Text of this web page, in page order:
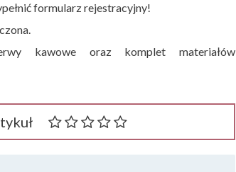
formularz rejestracyjny!
kawowe oraz komplet materiałów